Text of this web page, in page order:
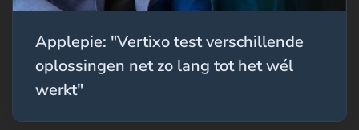
Applepie: "Vertixo test verschillende
oplossingen net zo lang tot het wél
werkt"